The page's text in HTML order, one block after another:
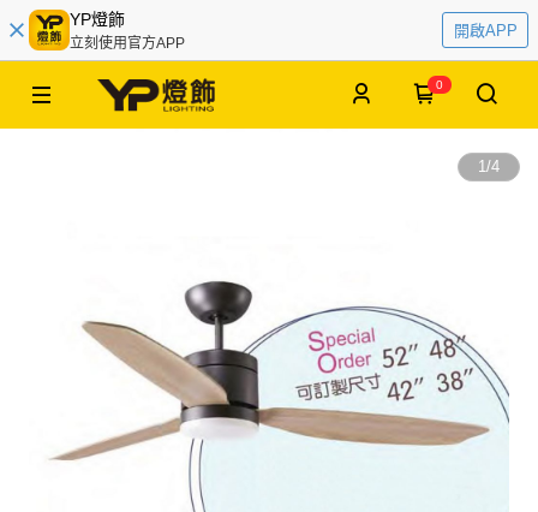
YP燈飾
立刻使用官方APP
開啟APP
0
1/4